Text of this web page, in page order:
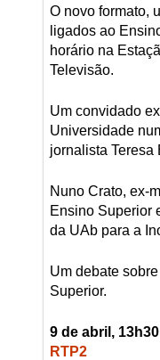
O novo formato,
ligados ao
horário na
Televisão.
Um convidado
Universidade
jornalista Teresa
Nuno Crato, ex-
Ensino Superior
da UAb para a
Um debate
Superior.
9 de abril, 13h30
RTP2